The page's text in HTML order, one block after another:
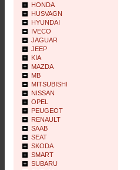
HONDA
HUSVAGN
HYUNDAI
IVECO
JAGUAR
JEEP
KIA
MAZDA
MB
MITSUBISHI
NISSAN
OPEL
PEUGEOT
RENAULT
SAAB
SEAT
SKODA
SMART
SUBARU